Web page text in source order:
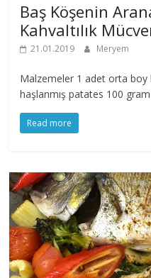
Baş Köşenin
Kahvaltılık
21.01.2019 Meryem
Malzemeler 1 adet orta
haşlanmış patates 100
Read more